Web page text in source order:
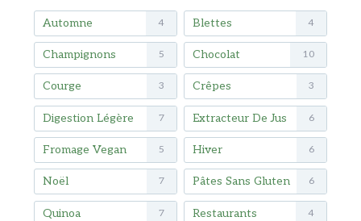
Automne 4 Blettes 4
Champignons 5 Chocolat 10
Courge 3 Crêpes 3
Digestion Légère 7 Extracteur De Jus 6
Fromage Vegan 5 Hiver 6
Noël 7 Pâtes Sans Gluten 6
Quinoa 7 Restaurants 4